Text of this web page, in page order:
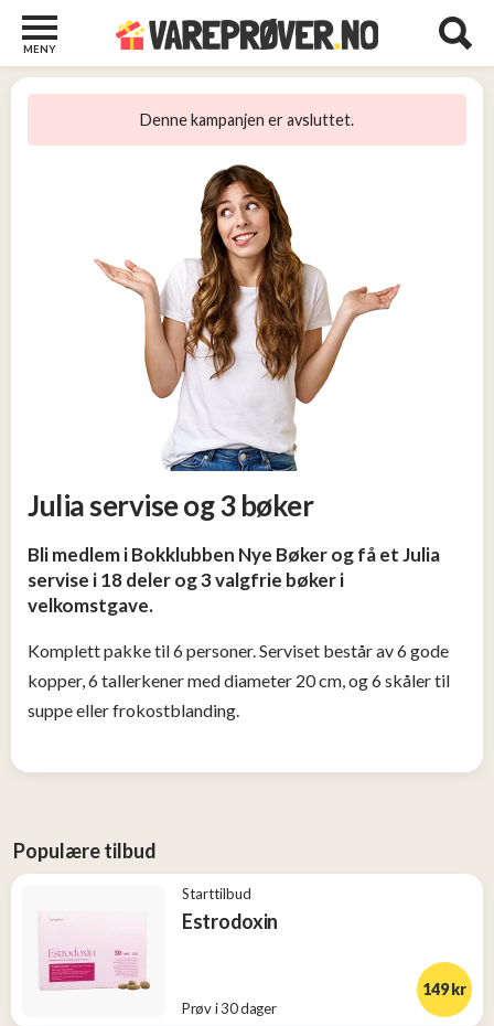
MENY
Denne kampanjen er avsluttet.
Julia servise og 3 bøker
Bli medlem i Bokklubben Nye Bøker og få et Julia
servise i 18 deler og 3 valgfrie bøker i
velkomstgave.
Komplett pakke til 6 personer. Serviset består av 6 gode
kopper, 6 tallerkener med diameter 20 cm, og 6 skåler til
suppe eller frokostblanding.
Populære tilbud
Starttilbud
Estrodoxin
Prøv i 30 dager
149 kr
Barn
Elektronikk
Tjen
13
Konkurranser
Populære
tilbud
Nye